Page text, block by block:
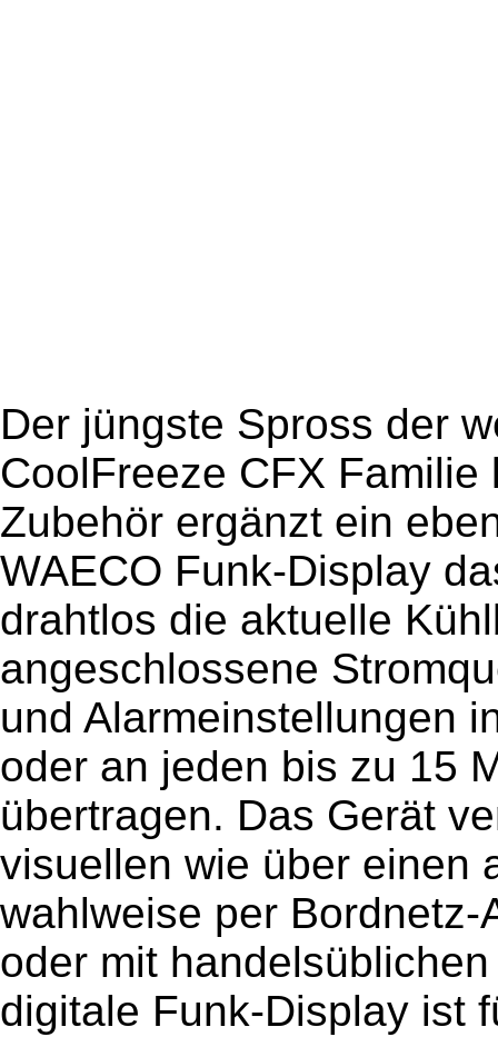
Der jüngste Spross der
CoolFreeze CFX
Zubehör ergänzt ein
WAECO Funk-Display
drahtlos die aktuelle
angeschlossene
und Alarmeinstellungen
oder an jeden bis zu 15
übertragen. Das Gerät
visuellen wie über einen
wahlweise per
oder mit
digitale Funk-Display ist